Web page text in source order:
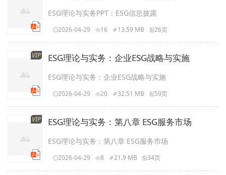
ESG理论与实务PPT：ESG信息披露
2026-04-29 16 13.59 MB 26页
VIP ESG理论与实务：企业ESG战略与实施
ESG理论与实务：企业ESG战略与实施
2026-04-29 20 32.51 MB 59页
VIP ESG理论与实务：第八章 ESG服务市场
ESG理论与实务：第八章 ESG服务市场
2026-04-29 8 21.9 MB 34页